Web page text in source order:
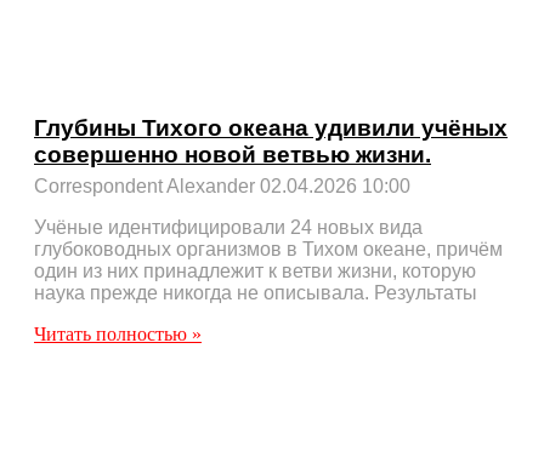
Глубины Тихого океана удивили учёных
совершенно новой ветвью жизни.
Correspondent Alexander 02.04.2026 10:00
Учёные идентифицировали 24 новых вида
глубоководных организмов в Тихом океане, причём
один из них принадлежит к ветви жизни, которую
наука прежде никогда не описывала. Результаты
Читать полностью »